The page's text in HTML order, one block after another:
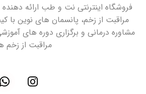
فروشگاه اینترنتی نت و طب ارائه
مراقبت از زخم، پانسمان های نوین با
مشاوره درمانی و برگزاری دوره های
مراقبت از